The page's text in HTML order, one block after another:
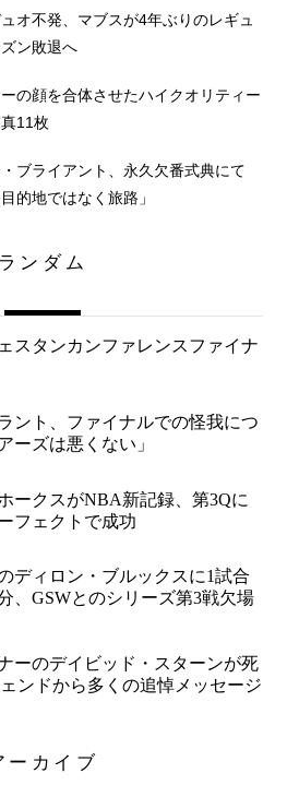
オ不発、マブスが4年ぶりのレギュ
ン敗退へ
の顔を合体させたハイクオリティー
11枚
ブライアント、永久欠番式典にて
目的地ではなく旅路」
ランダム
スタンカンファレンスファイナ
ント、ファイナルでの怪我につ
ーズは悪くない」
ークスがNBA新記録、第3Qに
フェクトで成功
ディロン・ブルックスに1試合
、GSWとのシリーズ第3戦欠場
ーのデイビッド・スターンが死
ンドから多くの追悼メッセージ
ーカイブ